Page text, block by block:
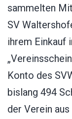
sammelten
SV
ihrem Einkauf
Konto des
bislang 494
der Verein